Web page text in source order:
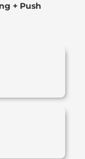
+ Push